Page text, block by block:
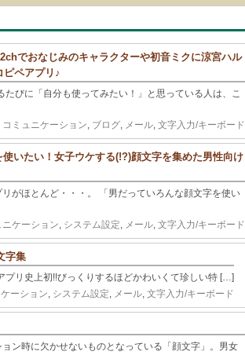
でおなじみのキャラクターや初音ミクに涼宮ハル
ペアプリ♪
びに「自分も使ってみたい！」と思っている人は、こ
コミュニケーション, ブログ, メール, 文字入力/キーボード
いたい！女子ウケする(!?)顔文字を集めた男性向け
がほとんど・・・。 「男だっていろんな顔文字を使い
ニケーション, システム設定, メール, 文字入力/キーボード
字集
リ史上初!!びっくりするほどかわいくて珍しい特 […]
ーション, システム設定, メール, 文字入力/キーボード
ン時に欠かせないものとなっている「顔文字」。男女